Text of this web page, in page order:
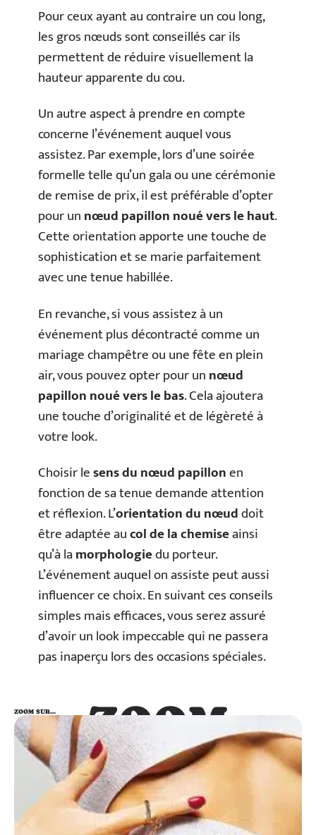
Pour ceux ayant au contraire un cou long,
les gros nœuds sont conseillés car ils
permettent de réduire visuellement la
hauteur apparente du cou.
Un autre aspect à prendre en compte
concerne l’événement auquel vous
assistez. Par exemple, lors d’une soirée
formelle telle qu’un gala ou une cérémonie
de remise de prix, il est préférable d’opter
pour unnœud papillon noué vers le haut.
Cette orientation apporte une touche de
sophistication et se marie parfaitement
avec une tenue habillée.
En revanche, si vous assistez à un
événement plus décontracté comme un
mariage champêtre ou une fête en plein
air, vous pouvez opter pour unnœud
papillon noué vers le bas. Cela ajoutera
une touche d’originalité et de légèreté à
votre look.
Choisir lesens du nœud papillonen
fonction de sa tenue demande attention
et réflexion. L’orientation du nœuddoit
être adaptée aucol de la chemiseainsi
qu’à lamorphologiedu porteur.
L’événement auquel on assiste peut aussi
influencer ce choix. En suivant ces conseils
simples mais efficaces, vous serez assuré
d’avoir un look impeccable qui ne passera
pas inaperçu lors des occasions spéciales.
ZOOM
SUR…
ZOOM SUR…